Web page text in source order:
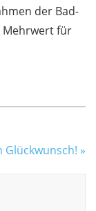
der Bad-
Mehrwert für
Glückwunsch!